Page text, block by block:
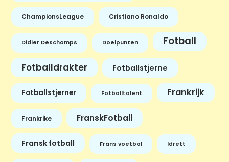
ChampionsLeague Cristiano Ronaldo
Didier Deschamps Doelpunten Fotball
Fotballdrakter Fotballstjerne
Fotballstjerner Fotballtalent Frankrijk
Frankrike FranskFotball
Fransk fotball Frans voetbal Idrett